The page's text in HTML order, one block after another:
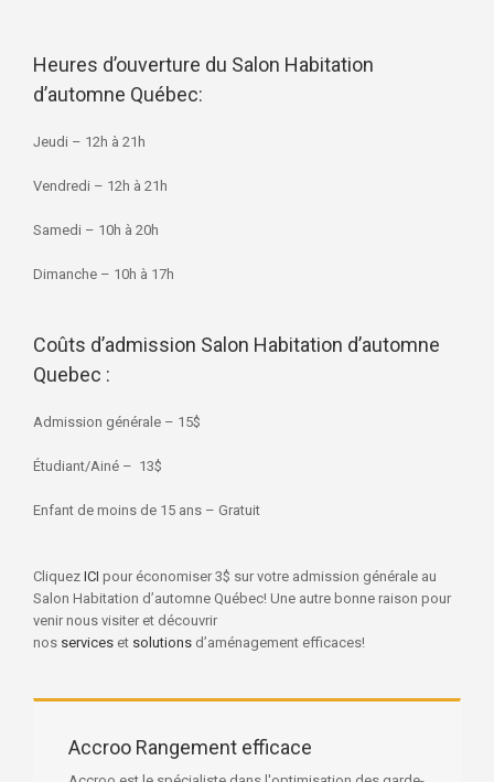
Heures d’ouverture du Salon Habitation
d’automne Québec:
Jeudi – 12h à 21h
Vendredi – 12h à 21h
Samedi – 10h à 20h
Dimanche – 10h à 17h
Coûts d’admission Salon Habitation d’automne
Quebec :
Admission générale – 15$
Étudiant/Ainé – 13$
Enfant de moins de 15 ans – Gratuit
Cliquez ICI pour économiser 3$ sur votre admission générale au
Salon Habitation d’automne Québec! Une autre bonne raison pour
venir nous visiter et découvrir
nos services et solutions d’aménagement efficaces!
Accroo Rangement efficace